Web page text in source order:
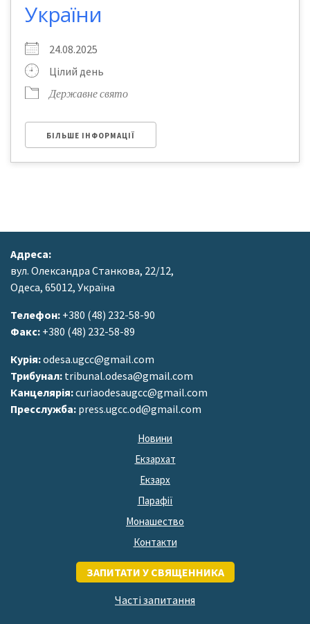
України
24.08.2025
Цілий день
Державне свято
БІЛЬШЕ ІНФОРМАЦІЇ
Адреса:
вул. Олександра Станкова, 22/12,
Одеса, 65012, Україна
Телефон: +380 (48) 232-58-90
Факс: +380 (48) 232-58-89
Курія:odesa.ugcc@gmail.com
Трибунал: tribunal.odesa@gmail.com
Канцелярія:curiaodesaugcc@gmail.com
Пресслужба: press.ugcc.od@gmail.com
Новини
Екзархат
Екзарх
Парафії
Монашество
Контакти
ЗАПИТАТИ У СВЯЩЕННИКА
Часті запитання